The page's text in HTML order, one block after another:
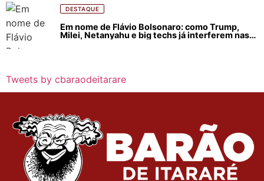
DESTAQUE
Em nome de Flávio Bolsonaro: como Trump,
Milei, Netanyahu e big techs já interferem nas
Tweets by cbaraodeitarare